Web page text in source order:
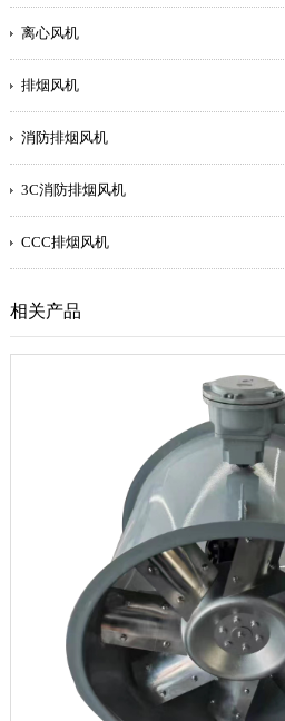
离心风机
排烟风机
消防排烟风机
3C消防排烟风机
CCC排烟风机
相关产品